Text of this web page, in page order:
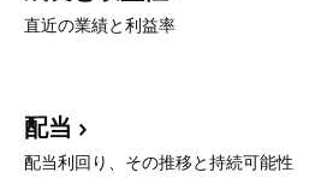
直近の業績と利益率
配当
配当利回り、その推移と持続可能性